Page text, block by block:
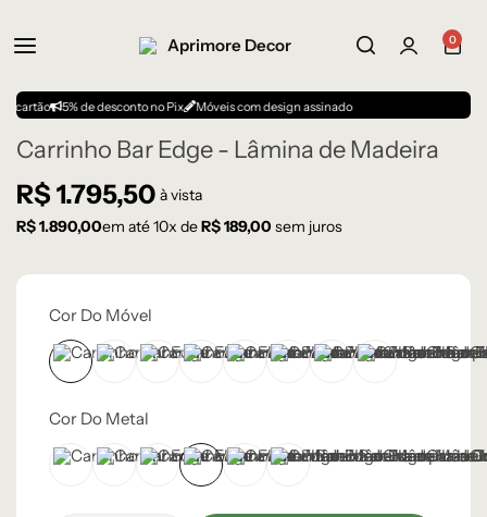
0
5% de desconto no Pix Móveis com design assinado
Carrinho Bar Edge - Lâmina de Madeira
R$ 1.795,50 à vista
R$1.890,00em até10x deR$189,00 sem juros
Cor Do Móvel
CastanhoChampanheCinza Grafite Metalizado
Cinza Médio
ÉbanoFrapêLâmina Off-White
Natural
Cor Do Metal
ChampanheCinza Grafite Metalizado
Cinza Médio
DouradoFrapêPreto